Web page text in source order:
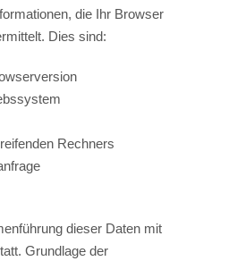
die Ihr Browser
Dies sind:
Rechners
dieser Daten mit
Grundlage der